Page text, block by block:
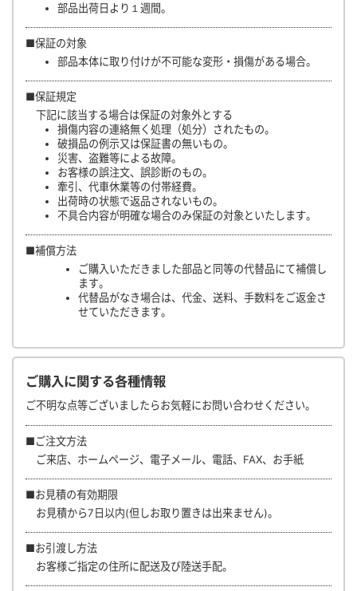
部品出荷日より１週間。
■保証の対象
部品本体に取り付けが不可能な変形・損傷がある場合。
■保証規定
下記に該当する場合は保証の対象外とする
損傷内容の連絡無く処理（処分）されたもの。
破損品の例示又は保証書の無いもの。
災害、盗難等による故障。
お客様の誤注文、誤診断のもの。
牽引、代車休業等の付帯経費。
出荷時の状態で返品されないもの。
不具合内容が明確な場合のみ保証の対象といたします。
■補償方法
ご購入いただきました部品と同等の代替品にて補償し
ます。
代替品がなき場合は、代金、送料、手数料をご返金さ
せていただきます。
ご購入に関する各種情報
ご不明な点等ございましたらお気軽にお問い合わせください。
■ご注文方法
ご来店、ホームページ、電子メール、電話、FAX、お手紙
■お見積の有効期限
お見積から7日以内(但しお取り置きは出来ません)。
■お引渡し方法
お客様ご指定の住所に配送及び陸送手配。